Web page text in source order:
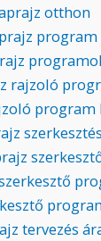
otthon
program
rajzoló
program
tervezés